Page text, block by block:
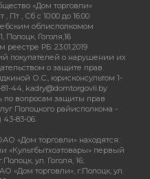
«Дом торговли»
, Пт , Сб c 10:00 до 16:00
облисполкомом
Полоцк, Гоголя,16
РБ: 23.01.2019
покупателей о нарушении их
о защите прав
О.С., юрисконсультом 1-
44, kadry@domtorgovli.by
по вопросам защиты прав
Полоцкого райисполкома -
43-83-06.
«Дом торговли» находятся:
«Культбытхозтовары» первый
ул. Гоголя, 16;
«Дом торговли», г.Полоцк, ул.